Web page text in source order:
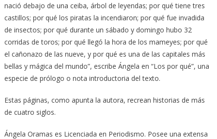
nació debajo de una ceiba, árbol de leyendas; por qué tiene tres
castillos; por qué los piratas la incendiaron; por qué fue invadida
de insectos; por qué durante un sábado y domingo hubo 32
corridas de toros; por qué llegó la hora de los mameyes; por qué
el cañonazo de las nueve, y por qué es una de las capitales más
bellas y mágica del mundo”, escribe Ángela en “Los por qué”, una
especie de prólogo o nota introductoria del texto.
Estas páginas, como apunta la autora, recrean historias de más
de cuatro siglos.
Ángela Oramas es Licenciada en Periodismo. Posee una extensa